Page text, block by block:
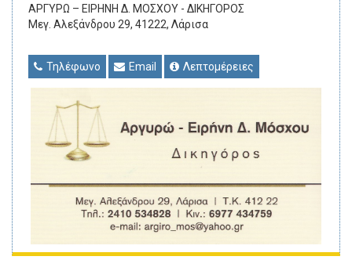
ΑΡΓΥΡΩ – ΕΙΡΗΝΗ Δ. ΜΟΣΧΟΥ - ΔΙΚΗΓΟΡΟΣ
Μεγ. Αλεξάνδρου 29, 41222, Λάρισα
Τηλέφωνο Email Λεπτομέρειες